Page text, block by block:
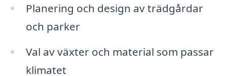
Planering och design av trädgårdar
och parker
Val av växter och material som passar
klimatet